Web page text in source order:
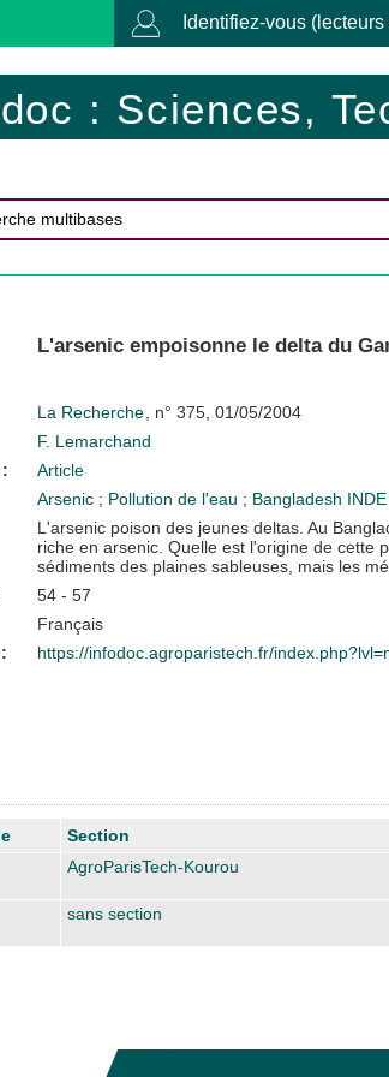
Identifiez-vous
: Sciences,
L'arsenic empoisonne le delta du
La Recherche , n° 375, 01/05/2004
F. Lemarchand
Article
Arsenic ; Pollution de l'eau ; Bangladesh INDE
L'arsenic poison des jeunes deltas. Au
riche en arsenic. Quelle est l'origine de cette
sédiments des plaines sableuses, mais les
54 - 57
Français
https://infodoc.agroparistech.fr/
Section
AgroParisTech-Kourou
sans section